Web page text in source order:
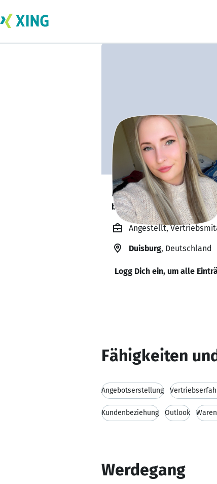
Miriam
bildet sich zurzeit weiter. 🎓
Angestellt,
Duisburg, Deutschland
Logg Dich ein, um alle
Fähigkeiten
Angebotserstellung
Kundenbeziehung Outlook
Werdegang